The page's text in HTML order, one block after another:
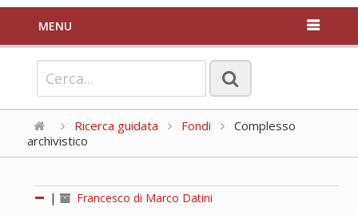
MENU
Ricerca guidata Fondi
Complesso
archivistico
| Francesco di Marco Datini